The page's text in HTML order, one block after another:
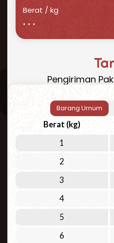
Butuh layanan
yang cepat, aman, dan
pengiriman paket ke
pengalaman bertahun-
logistik internasional,
diandalkan ke Ethiopia
lainnya di seluruh dunia.
Cara Kirim Paket
Mudah dan Efisien
Kirim paket ke Ethiopia
mudah dengan layanan
tinggi untuk memenuhi
pelanggan. Pengiriman
ideal untuk:
Berat / kg
Pengiriman
Barang Umum
Berat (kg)
1
2
3
4
5
6